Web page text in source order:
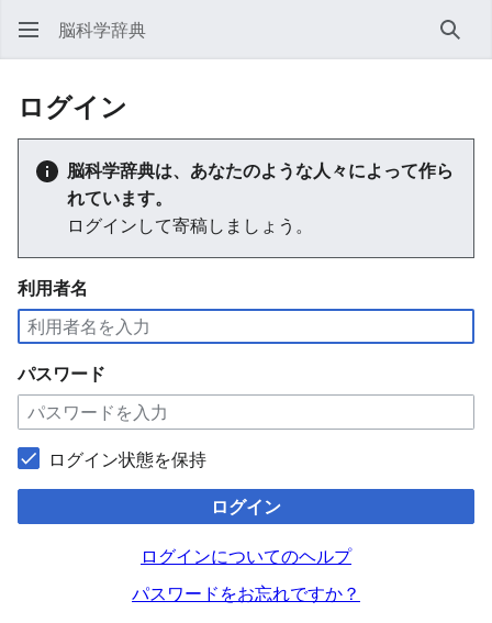
脳科学辞典 検索
ログイン
脳科学辞典は、あなたのような人々によって作ら
れています。
ログインして寄稿しましょう。
利用者名
パスワード
ログイン状態を保持
ログイン
ログインについてのヘルプ
パスワードをお忘れですか？